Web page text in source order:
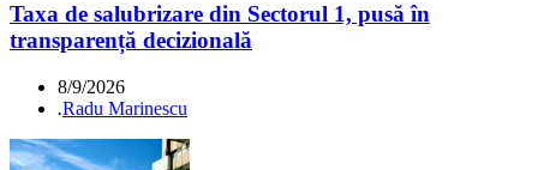
Taxa de salubrizare din Sectorul 1, pusă în
transparență decizională
8/9/2026
.Radu Marinescu